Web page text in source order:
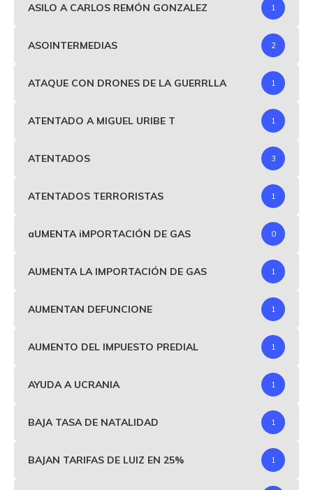
ASILO A CARLOS REMÓN GONZALEZ 1
ASOINTERMEDIAS 2
ATAQUE CON DRONES DE LA GUERRLLA 1
ATENTADO A MIGUEL URIBE T 1
ATENTADOS 3
ATENTADOS TERRORISTAS 1
aUMENTA iMPORTACIÓN DE GAS 0
AUMENTA LA IMPORTACIÓN DE GAS 1
AUMENTAN DEFUNCIONE 1
AUMENTO DEL IMPUESTO PREDIAL 1
AYUDA A UCRANIA 1
BAJA TASA DE NATALIDAD 1
BAJAN TARIFAS DE LUIZ EN 25% 1